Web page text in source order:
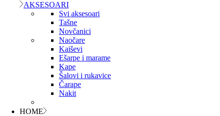
AKSESOARI
Svi aksesoari
Tašne
Novčanici
Naočare
Kaiševi
Ešarpe i marame
Kape
Šalovi i rukavice
Čarape
Nakit
HOME